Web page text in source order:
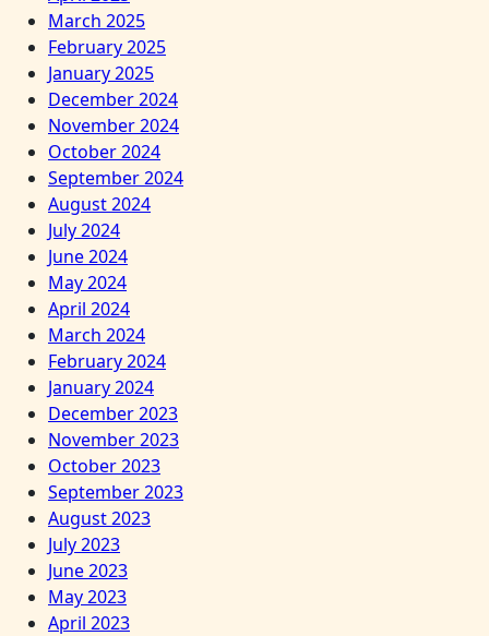
March 2025
February 2025
January 2025
December 2024
November 2024
October 2024
September 2024
August 2024
July 2024
June 2024
May 2024
April 2024
March 2024
February 2024
January 2024
December 2023
November 2023
October 2023
September 2023
August 2023
July 2023
June 2023
May 2023
April 2023